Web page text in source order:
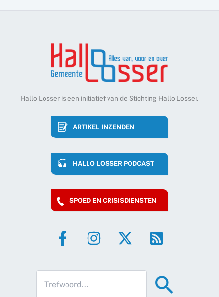
Hallo Losser is een initiatief van de Stichting Hallo Losser.
ARTIKEL INZENDEN
HALLO LOSSER PODCAST
SPOED EN CRISISDIENSTEN